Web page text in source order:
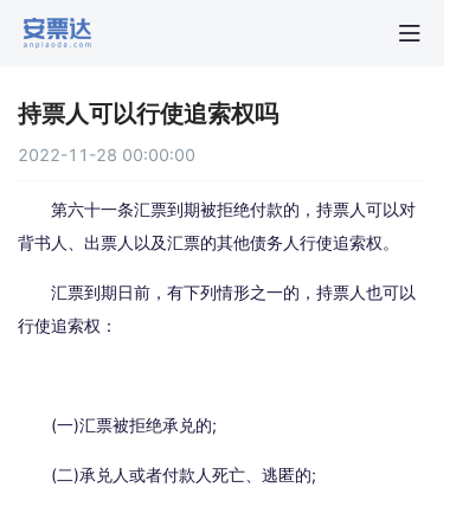
持票人可以行使追索权吗
2022-11-28 00:00:00
第六十一条汇票到期被拒绝付款的，持票人可以对
背书人、出票人以及汇票的其他债务人行使追索权。
汇票到期日前，有下列情形之一的，持票人也可以
行使追索权：
(一)汇票被拒绝承兑的;
(二)承兑人或者付款人死亡、逃匿的;